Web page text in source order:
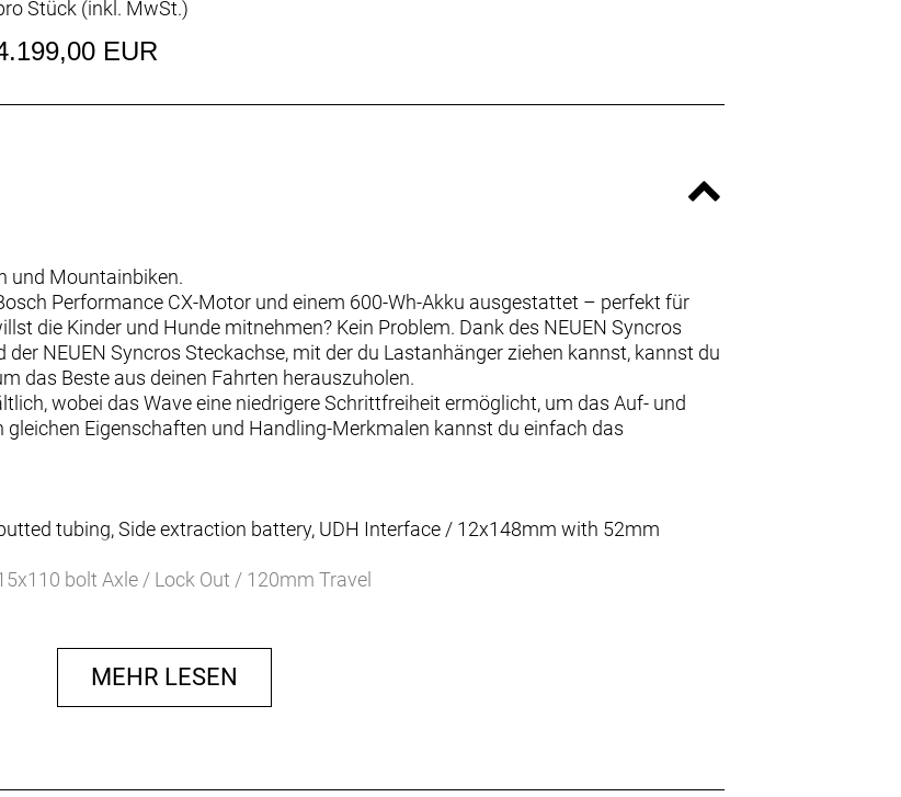
Stück (inkl. MwSt.)
EUR
und Mountainbiken.
Performance CX-Motor und einem 600-Wh-Akku ausgestattet – perfekt für
die Kinder und Hunde mitnehmen? Kein Problem. Dank des NEUEN Syncros
NEUEN Syncros Steckachse, mit der du Lastanhänger ziehen kannst, kannst du
das Beste aus deinen Fahrten herauszuholen.
wobei das Wave eine niedrigere Schrittfreiheit ermöglicht, um das Auf- und
Eigenschaften und Handling-Merkmalen kannst du einfach das
tubing, Side extraction battery, UDH Interface / 12x148mm with 52mm
bolt Axle / Lock Out / 120mm Travel
MEHR LESEN